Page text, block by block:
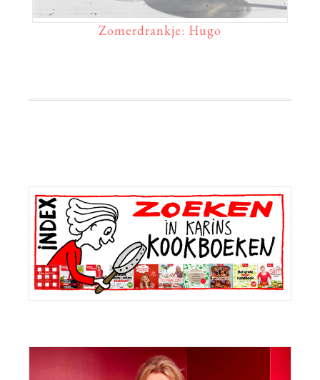
Zomerdrankje: Hugo
Primaire
Sidebar